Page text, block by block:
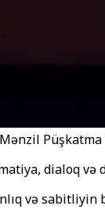
dialoq və
və